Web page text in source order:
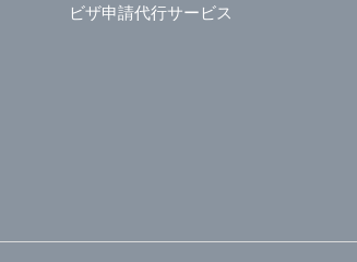
ビザ申請代行サービス